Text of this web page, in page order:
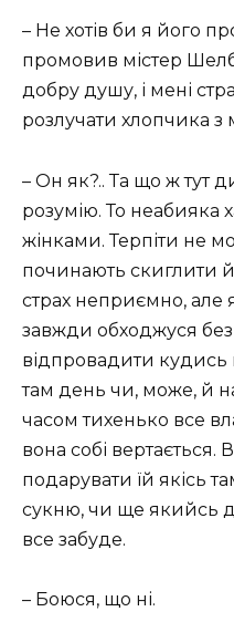
– Не хотів би я його
промовив містер
добру душу, і мені
розлучати хлопчика з
– Он як?.. Та що ж тут
розумію. То неабияка
жінками. Терпіти не
починають скиглити
страх неприємно, але
завжди обходжуся
відпровадити
там день чи, може, й
часом тихенько все
вона собі
подарувати їй якісь
сукню, чи ще якийсь
все забуде.
– Боюся, що ні.